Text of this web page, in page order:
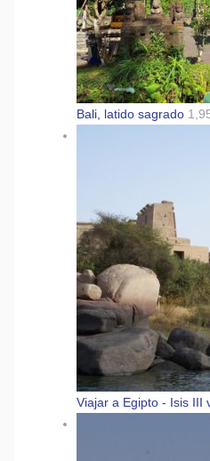
Bali, latido sagrado
Viajar a Egipto - Isis III